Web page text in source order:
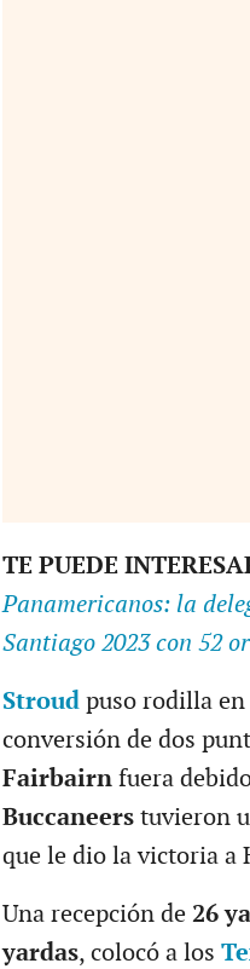
TE PUEDE
Panamericanos: la
Santiago 2023 con 52
Stroud puso rodilla
conversión de dos
Fairbairnfuera
Buccaneers tuvieron
que le dio la victoria a
Una recepción de 26
yardas, colocó a los